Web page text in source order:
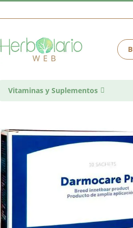
Vitaminas y Suplementos
al
final
de
la
galería
de
imágenes